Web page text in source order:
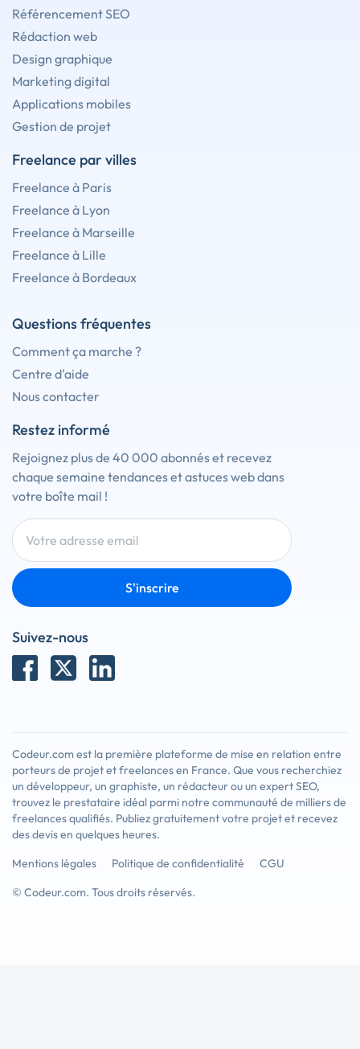
Référencement SEO
Rédaction web
Design graphique
Marketing digital
Applications mobiles
Gestion de projet
Freelance par villes
Freelance à Paris
Freelance à Lyon
Freelance à Marseille
Freelance à Lille
Freelance à Bordeaux
Questions fréquentes
Comment ça marche ?
Centre d'aide
Nous contacter
Restez informé
Rejoignez plus de 40 000 abonnés et recevez
chaque semaine tendances et astuces web dans
votre boîte mail !
S'inscrire
Suivez-nous
Codeur.com est la première plateforme de mise en relation entre
porteurs de projet et freelances en France. Que vous recherchiez
un développeur, un graphiste, un rédacteur ou un expert SEO,
trouvez le prestataire idéal parmi notre communauté de milliers de
freelances qualifiés. Publiez gratuitement votre projet et recevez
des devis en quelques heures.
Mentions légales
Politique de confidentialité
CGU
© Codeur.com. Tous droits réservés.